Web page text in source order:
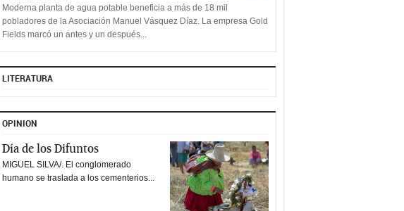
Moderna planta de agua potable beneficia a más de 18 mil
pobladores de la Asociación Manuel Vásquez Díaz. La empresa Gold
Fields marcó un antes y un después...
LITERATURA
OPINION
Día de los Difuntos
MIGUEL SILVA/. El conglomerado
humano se traslada a los cementerios...